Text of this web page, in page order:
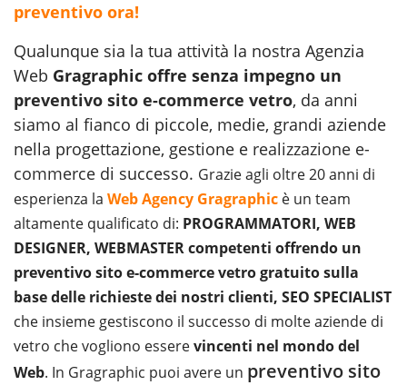
preventivo ora!
Qualunque sia la tua attività la nostra Agenzia
Web Gragraphic offre senza impegno un
preventivo sito e-commerce vetro, da anni
siamo al fianco di piccole, medie, grandi aziende
nella progettazione, gestione e realizzazione e-
commerce di successo. Grazie agli oltre 20 anni di
esperienza la Web Agency Gragraphic è un team
altamente qualificato di: PROGRAMMATORI, WEB
DESIGNER, WEBMASTER competenti offrendo un
preventivo sito e-commerce vetro gratuito sulla
base delle richieste dei nostri clienti, SEO SPECIALIST
che insieme gestiscono il successo di molte aziende di
vetro che vogliono esserevincenti nel mondo del
Web. In Gragraphic puoi avere un preventivo sito